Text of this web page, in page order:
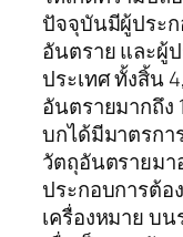
ปัจจุบันมีผู้ประ
อันตราย และผู้
ประเทศ ทั้งสิ้น
อันตรายมากถึง
บกได้มีมาตรกา
วัตถุอันตรายมา
ประกอบการต้อ
เครื่องหมาย บ